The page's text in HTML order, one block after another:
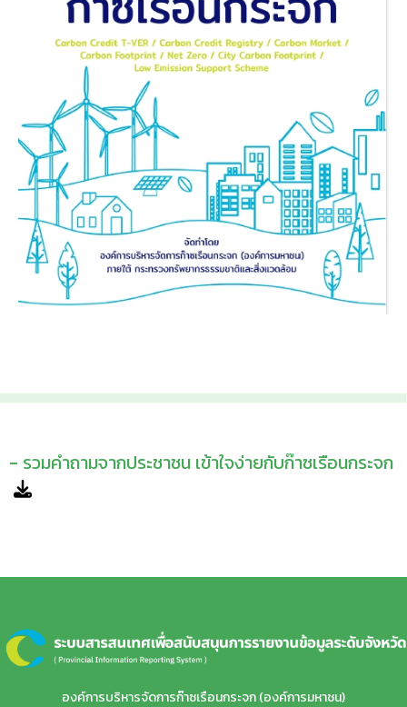
- รวมคำถามจากประชาชน เข้าใจง่ายกับก๊าซเรือนกระจก
องค์การบริหารจัดการก๊าซเรือนกระจก (องค์การมหาชน)